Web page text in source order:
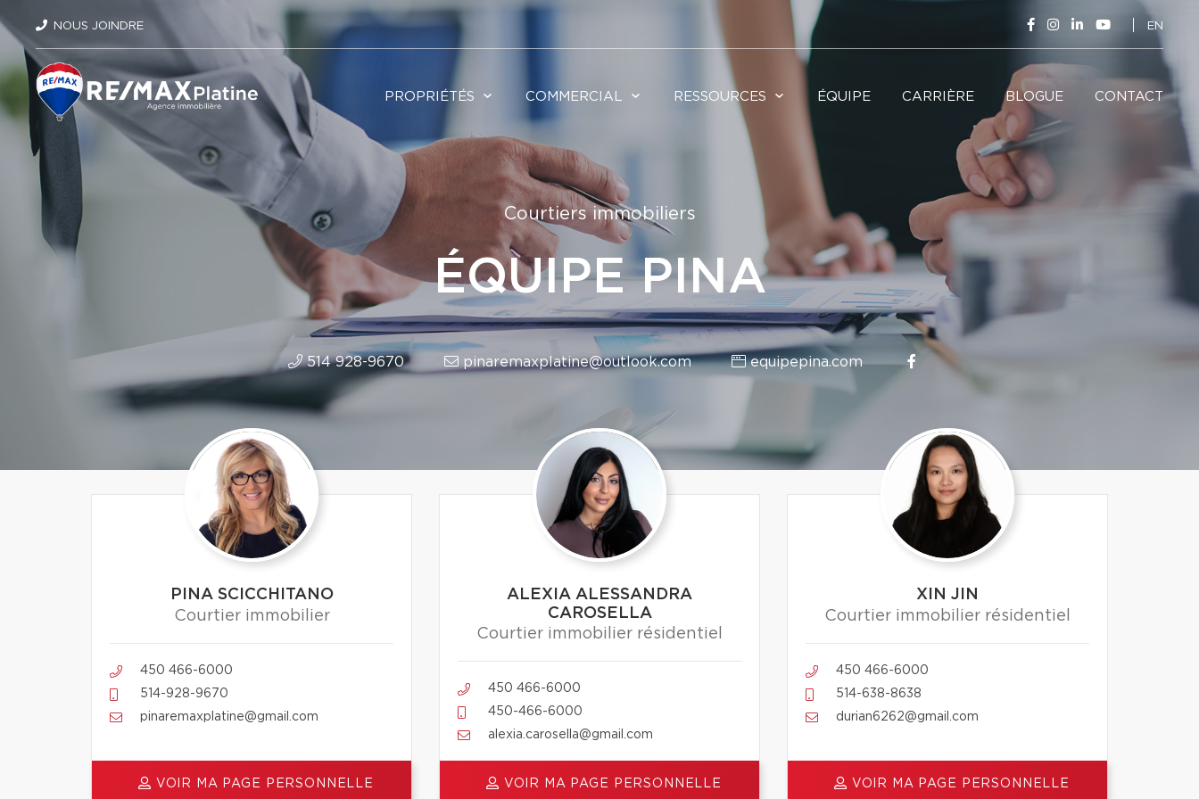
NOUS JOINDRE EN
PROPRIÉTÉS COMMERCIAL RESSOURCES ÉQUIPE CARRIÈRE BLOGUE CONTACT
Courtiers immobiliers
ÉQUIPE PINA
514 928-9670 pinaremaxplatine@outlook.com equipepina.com
PINA SCICCHITANO
Courtier immobilier
450 466-6000
514-928-9670
pinaremaxplatine@gmail.com
VOIR MA PAGE PERSONNELLE
ALEXIA ALESSANDRA
CAROSELLA
Courtier immobilier résidentiel
450 466-6000
450-466-6000
alexia.carosella@gmail.com
VOIR MA PAGE PERSONNELLE
XIN JIN
Courtier immobilier résidentiel
450 466-6000
514-638-8638
durian6262@gmail.com
VOIR MA PAGE PERSONNELLE